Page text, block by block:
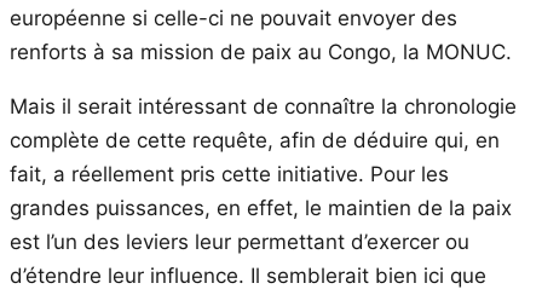
européenne si celle-ci ne pouvait envoyer des
renforts à sa mission de paix au Congo, la MONUC.
Mais il serait intéressant de connaître la chronologie
complète de cette requête, afin de déduire qui, en
fait, a réellement pris cette initiative. Pour les
grandes puissances, en effet, le maintien de la paix
est l’un des leviers leur permettant d’exercer ou
d’étendre leur influence. Il semblerait bien ici que